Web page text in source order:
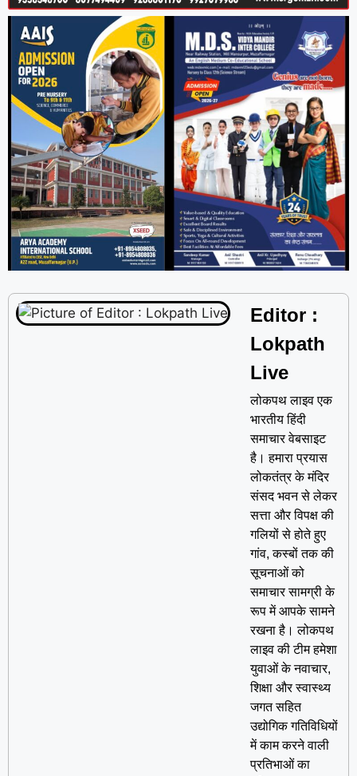
Editor :
Lokpath
Live
लोकपथ लाइव एक
भारतीय हिंदी
समाचार वेबसाइट
है। हमारा प्रयास
लोकतंत्र के मंदिर
संसद भवन से लेकर
सत्ता और विपक्ष की
गलियों से होते हुए
गांव, कस्बों तक की
सूचनाओं को
समाचार सामग्री के
रूप में आपके सामने
रखना है। लोकपथ
लाइव की टीम हमेशा
युवाओं के नवाचार,
शिक्षा और स्वास्थ्य
जगत सहित
उद्योगिक गतिविधियों
में काम करने वाली
प्रतिभाओं का